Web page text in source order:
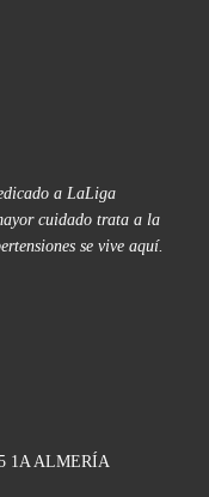
a LaLiga
cuidado trata a la
se vive aquí.
1A ALMERÍA